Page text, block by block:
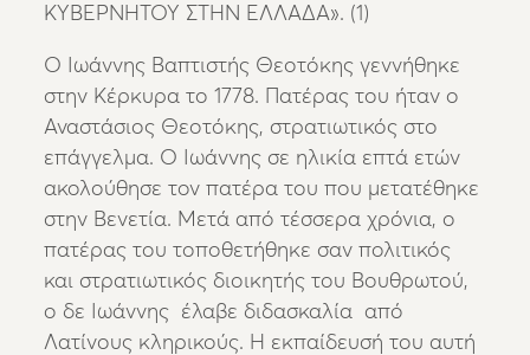
ΚΥΒΕΡΝΗΤΟΥ ΣΤΗΝ ΕΛΛΑΔΑ». (1)
Ο Ιωάννης Βαπτιστής Θεοτόκης γεννήθηκε
στην Κέρκυρα το 1778. Πατέρας του ήταν ο
Αναστάσιος Θεοτόκης, στρατιωτικός στο
επάγγελμα. Ο Ιωάννης σε ηλικία επτά ετών
ακολούθησε τον πατέρα του που μετατέθηκε
στην Βενετία. Μετά από τέσσερα χρόνια, ο
πατέρας του τοποθετήθηκε σαν πολιτικός
και στρατιωτικός διοικητής του Βουθρωτού,
ο δε Ιωάννης έλαβε διδασκαλία από
Λατίνους κληρικούς. Η εκπαίδευσή του αυτή